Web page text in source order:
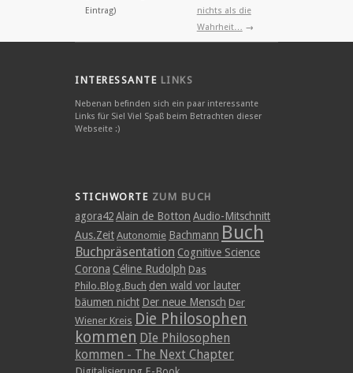
Eintrag)
nichts als die
Wahrheit… →
INTERESSANTE LINKS
Nebenan befinden sich ein paar interessante
Links für Sie! Viel Spaß beim Betrachten dieser
Webseite :)
STICHWORTE ZUM BUCH
agora42Alain de Botton Audio-Mitschnitt
Aus.Zeit Autonomie Bachmann Buch
Buchpräsentation Cognitive Science
Corona Céline Rudolph Das
Philo.Blog.Buch den wald vor lauter
bäumen nicht Der neue Mensch Der
Wiener Kreis Die Philosophen
kommen DIe Philosophen
kommen - The Next Chapter